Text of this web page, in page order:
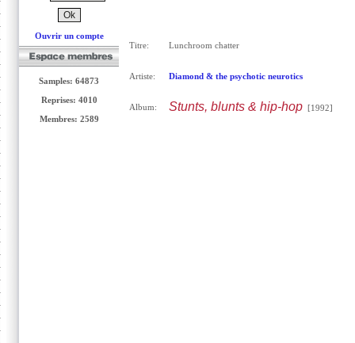
Ouvrir un compte
Samples: 64873
Reprises: 4010
Membres: 2589
Titre: Lunchroom chatter
Artiste: Diamond & the psychotic neurotics
Album: Stunts, blunts & hip-hop[1992]